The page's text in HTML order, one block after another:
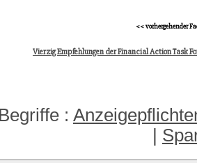
<< vorhergehender
Vierzig Empfehlungen der Financial Action Task
: